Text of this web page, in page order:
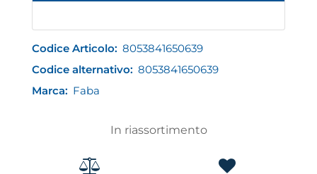
Codice Articolo: 8053841650639
Codice alternativo: 8053841650639
Marca: Faba
In riassortimento